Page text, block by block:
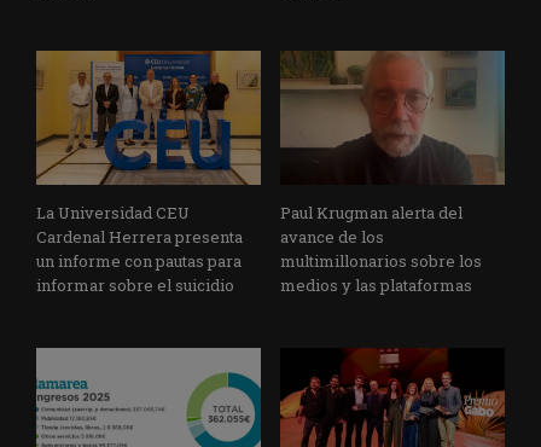
La Universidad CEU
Cardenal Herrera presenta
un informe con pautas para
informar sobre el suicidio
Paul Krugman alerta del
avance de los
multimillonarios sobre los
medios y las plataformas